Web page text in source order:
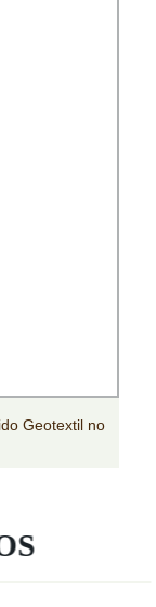
no
tejido colorido de